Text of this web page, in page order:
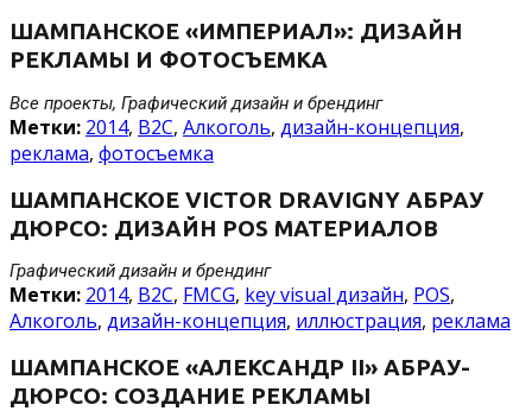
ШАМПАНСКОЕ «ИМПЕРИАЛ»: ДИЗАЙН
РЕКЛАМЫ И ФОТОСЪЕМКА
Все проекты, Графический дизайн и брендинг
Метки: 2014, B2C, Алкоголь, дизайн-концепция,
реклама, фотосъемка
ШАМПАНСКОЕ VICTOR DRAVIGNY АБРАУ
ДЮРСО: ДИЗАЙН POS МАТЕРИАЛОВ
Графический дизайн и брендинг
Метки: 2014, B2C, FMCG, key visual дизайн, POS,
Алкоголь, дизайн-концепция, иллюстрация, реклама
ШАМПАНСКОЕ «АЛЕКСАНДР II» АБРАУ-
ДЮРСО: СОЗДАНИЕ РЕКЛАМЫ